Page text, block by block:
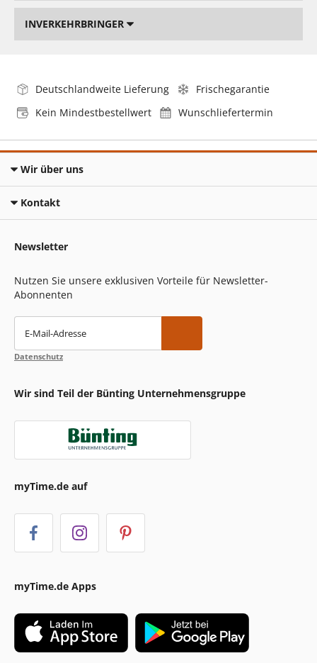
INVERKEHRBRINGER
Deutschlandweite Lieferung
Frischegarantie
Kein Mindestbestellwert
Wunschliefertermin
Wir über uns
Kontakt
Newsletter
Nutzen Sie unsere exklusiven Vorteile für Newsletter-
Abonnenten
E-Mail-Adresse
Datenschutz
Wir sind Teil der Bünting Unternehmensgruppe
myTime.de auf
myTime.de Apps